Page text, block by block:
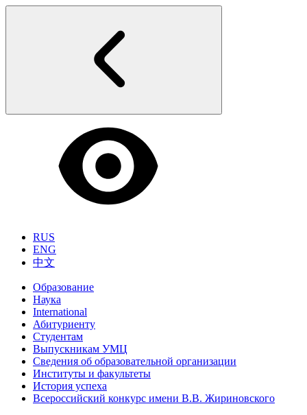
RUS
ENG
中文
Образование
Наука
International
Абитуриенту
Студентам
Выпускникам УМЦ
Сведения об образовательной организации
Институты и факультеты
История успеха
Всероссийский конкурс имени В.В. Жириновского